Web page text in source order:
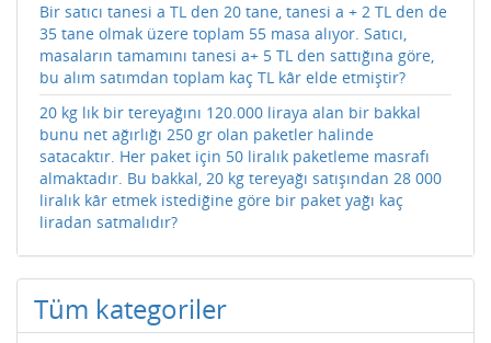
Bir satıcı tanesi a TL den 20 tane, tanesi a + 2 TL den de
35 tane olmak üzere toplam 55 masa alıyor. Satıcı,
masaların tamamını tanesi a+ 5 TL den sattığına göre,
bu alım satımdan toplam kaç TL kâr elde etmiştir?
20 kg lık bir tereyağını 120.000 liraya alan bir bakkal
bunu net ağırlığı 250 gr olan paketler halinde
satacaktır. Her paket için 50 liralık paketleme masrafı
almaktadır. Bu bakkal, 20 kg tereyağı satışından 28 000
liralık kâr etmek istediğine göre bir paket yağı kaç
liradan satmalıdır?
Tüm kategoriler